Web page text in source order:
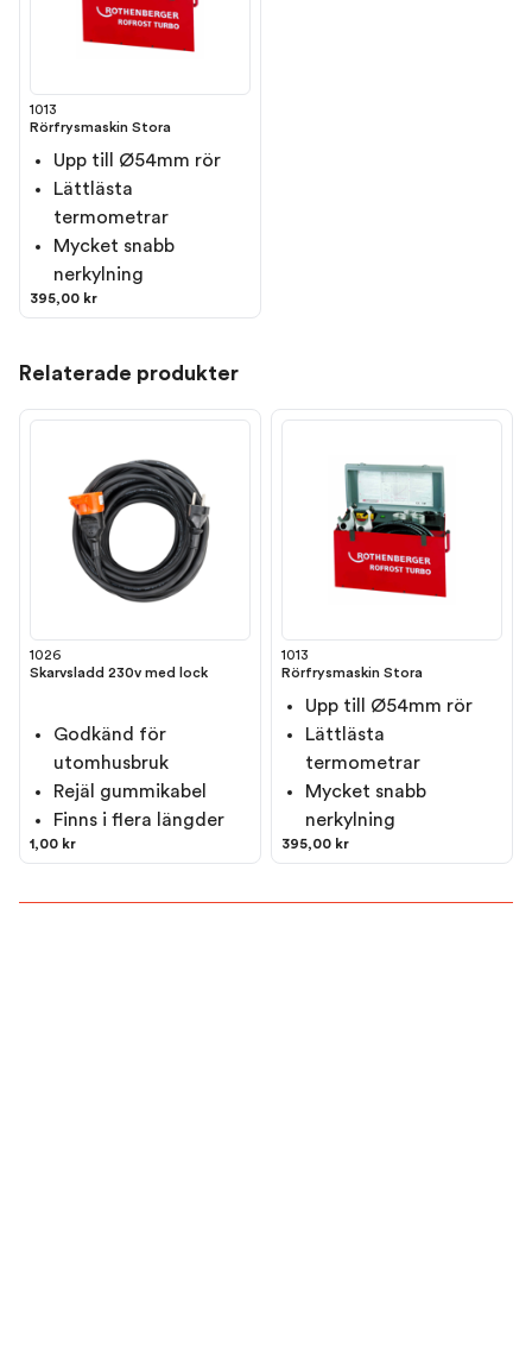
1013
Rörfrysmaskin Stora
Upp till Ø54mm rör
Lättlästa
termometrar
Mycket snabb
nerkylning
395,00 kr
Relaterade produkter
1026
Skarvsladd 230v med lock
Godkänd för
utomhusbruk
Rejäl gummikabel
Finns i flera längder
1,00 kr
1013
Rörfrysmaskin Stora
Upp till Ø54mm rör
Lättlästa
termometrar
Mycket snabb
nerkylning
395,00 kr